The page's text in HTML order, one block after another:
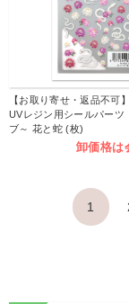
【お取り寄せ・返品不可
UVレジン用シールパーツ
ブ～ 花と蛇 (枚)
卸価格は
1